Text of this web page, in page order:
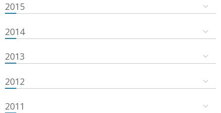
2015
2014
2013
2012
2011